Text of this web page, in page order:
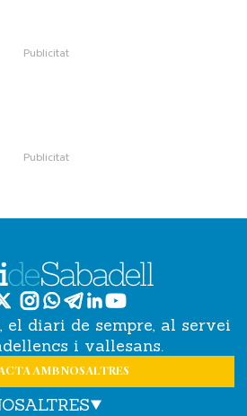
el diari de sempre, al servei
i vallesans.
AMB NOSALTRES